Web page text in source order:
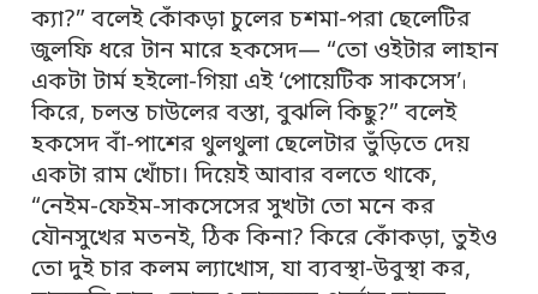
ক্যা?” বলেই কোঁকড়া চুলের চশমা-পরা ছেলেটির
জুলফি ধরে টান মারে হকসেদ— “তো ওইটার লাহান
একটা টার্ম হইলো-গিয়া এই ‘পোয়েটিক সাকসেস’।
কিরে, চলন্ত চাউলের বস্তা, বুঝলি কিছু?” বলেই
হকসেদ বাঁ-পাশের থুলথুলা ছেলেটার ভুঁড়িতে দেয়
একটা রাম খোঁচা। দিয়েই আবার বলতে থাকে,
“নেইম-ফেইম-সাকসেসের সুখটা তো মনে কর
যৌনসুখের মতনই, ঠিক কিনা? কিরে কোঁকড়া, তুইও
তো দুই চার কলম ল্যাখোস, যা ব্যবস্থা-উবুস্থা কর,